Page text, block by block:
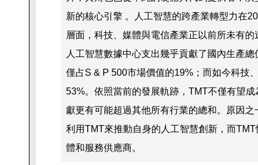
新的核心引擎 。人工智慧的跨產業轉型力在
層面，科技、媒體與電信產業正以前所未有
人工智慧數據中心支出幾乎貢獻了國內生產
僅占S & P 500市場價值的19%；而如今科技
53%。依照當前的發展軌跡，TMT不僅有望
獻更有可能超過其他所有行業的總和。原因
利用TMT來推動自身的人工智慧創新，而
體和服務供應商。